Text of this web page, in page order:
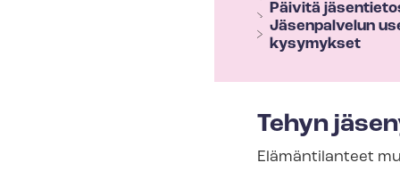
s
Päivitä
Jäsenpalvelun
kysymykset
Tehyn
Elämäntilanteet